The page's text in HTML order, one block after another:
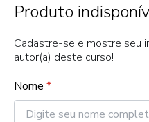
Produto
Cadastre-se e mostre seu
autor(a) deste curso!
Nome *